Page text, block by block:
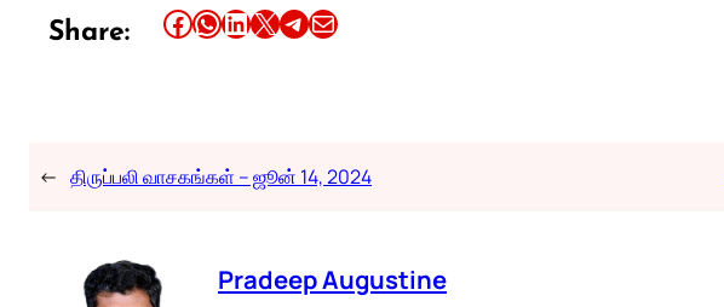
Share: Share this article on Facebook Share this article on WhatsApp Share this article on LinkedIn Share this article on X Share this article on TelegramEmail this Article
← திருப்பலி வாசகங்கள் – ஜூன் 14, 2024
Pradeep Augustine